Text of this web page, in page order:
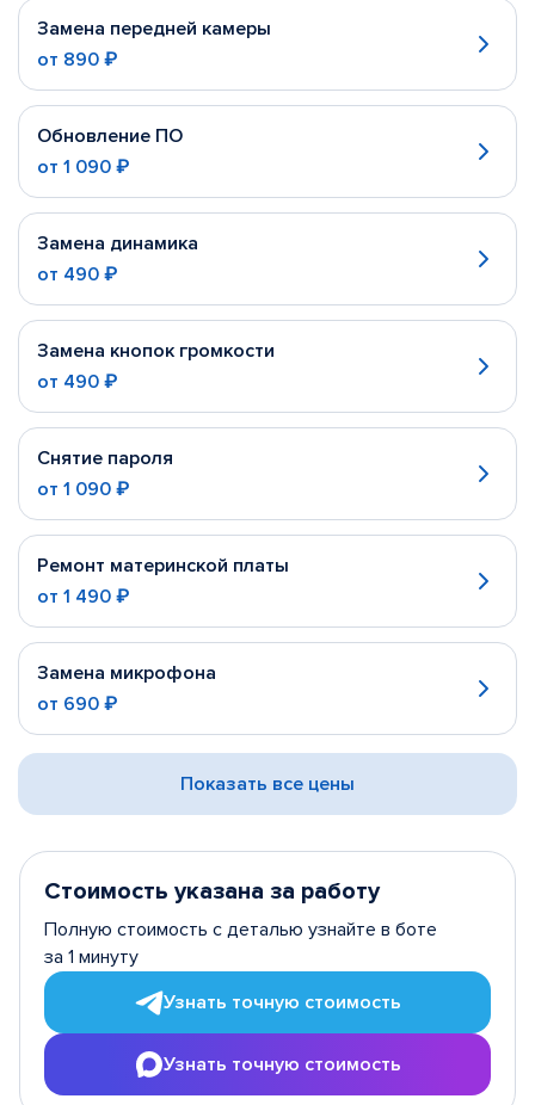
Замена передней камеры
от 890 ₽
Обновление ПО
от 1 090 ₽
Замена динамика
от 490 ₽
Замена кнопок громкости
от 490 ₽
Снятие пароля
от 1 090 ₽
Ремонт материнской платы
от 1 490 ₽
Замена микрофона
от 690 ₽
Показать все цены
Стоимость указана за работу
Полную стоимость с деталью узнайте в боте
за 1 минуту
Узнать точную стоимость
Узнать точную стоимость